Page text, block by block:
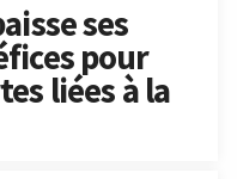
ses
pour
liées à la